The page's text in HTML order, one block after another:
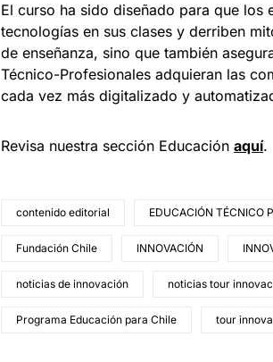
El curso ha sido diseñado para que los
tecnologías en sus clases y derriben
de enseñanza, sino que también
Técnico-Profesionales adquieran las
cada vez más digitalizado y
Revisa nuestra sección Educación aquí.
contenido editorial EDUCACIÓN TÉCNICO
Fundación Chile INNOVACIÓN
noticias de innovación noticias tour
Programa Educación para Chile tour